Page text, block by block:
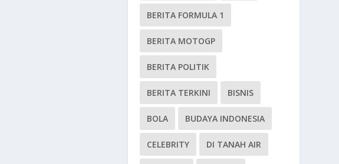
BERITA FORMULA 1
BERITA MOTOGP
BERITA POLITIK
BERITA TERKINI BISNIS
BOLA BUDAYA INDONESIA
CELEBRITY DI TANAH AIR